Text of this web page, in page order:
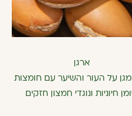
ארגן
ומגן על העור והשיער עם חומצות
חיוניות ונוגדי חמצון חזקים